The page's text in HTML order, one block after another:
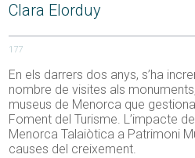
Clara Elorduy
177
En els darrers dos anys, s’ha
nombre de visites als
museus de Menorca que
Foment del Turisme. L’impacte
Menorca Talaiòtica a Patrimoni
causes del creixement.